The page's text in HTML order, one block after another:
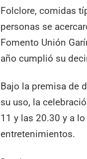
Folclore, comidas
personas se
Fomento Unión
año cumplió su
Bajo la premisa de
su uso, la
11 y las 20.30 y a
entretenimientos.